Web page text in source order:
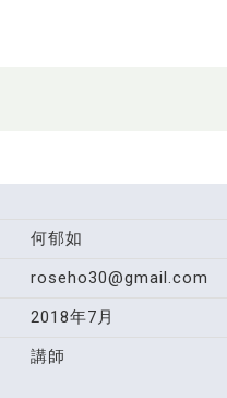
何郁如
roseho30@gmail.com
2018年7月
講師